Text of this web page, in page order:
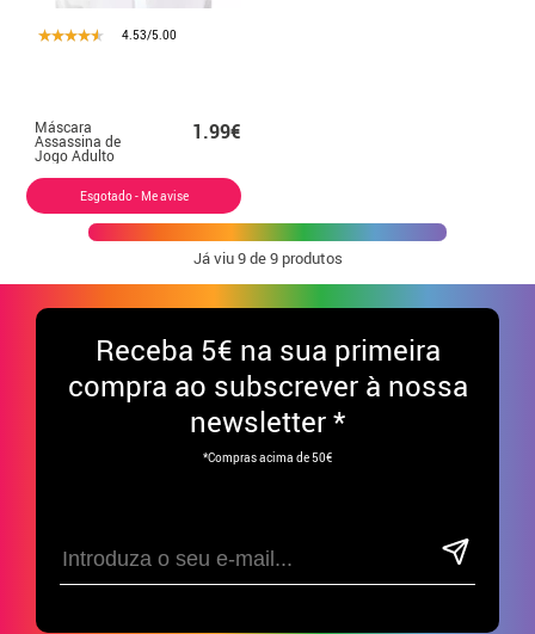
4.53/5.00
Máscara
Assassina de
Jogo Adulto
22x18 cm
1.99€
Esgotado - Me avise
Já viu9de 9 produtos
Receba 5€ na sua primeira
compra ao subscrever à nossa
newsletter *
*Compras acima de 50€